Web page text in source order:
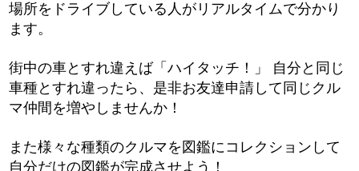
場所をドライブしている人がリアルタイムで分かり
ます。
街中の車とすれ違えば「ハイタッチ！」 自分と同じ
車種とすれ違ったら、是非お友達申請して同じクル
マ仲間を増やしませんか！
また様々な種類のクルマを図鑑にコレクションして
自分だけの図鑑が完成させよう！